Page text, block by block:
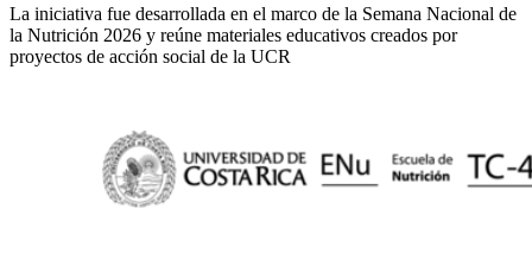
La iniciativa fue desarrollada en el marco de la Semana Nacional de
la Nutrición 2026 y reúne materiales educativos creados por
proyectos de acción social de la UCR